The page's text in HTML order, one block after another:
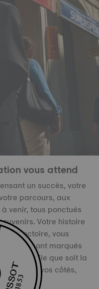
vous attend
un succès, votre
parcours, aux
venir, tous ponctués
Votre histoire
trajectoire, vous
vie sont marqués
Quelle que soit la
était là, à vos côtés,
vos pas.